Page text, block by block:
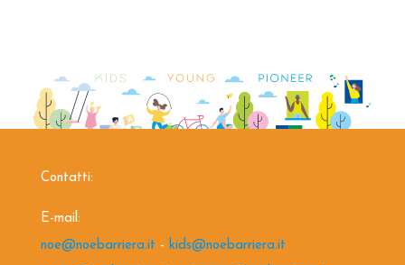
Contatti:
E-mail:
noe@noebarriera.it - kids@noebarriera.it